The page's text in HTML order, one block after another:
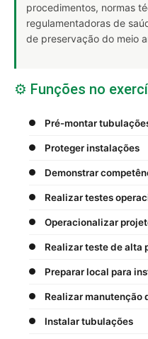
procedimentos, normas
regulamentadoras de
de preservação do meio
⚙️ Funções no
Pré-montar
Proteger instalações
Demonstrar
Realizar testes
Operacionalizar
Realizar teste de alta
Preparar local para
Realizar manutenção
Instalar tubulações